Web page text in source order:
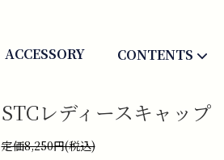
ACCESSORY CONTENTS
STCレディースキャップ
定価8,250円(税込)